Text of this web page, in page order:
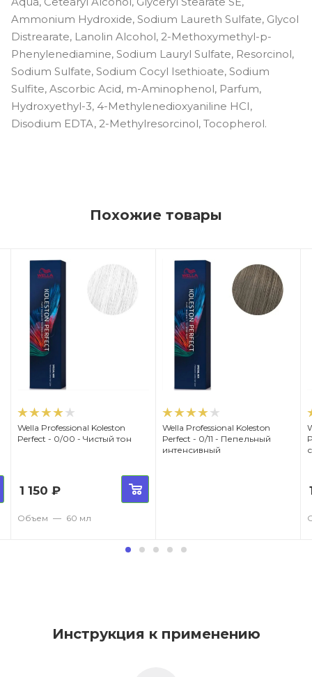
Ammonium Hydroxide, Sodium Laureth Sulfate, Glycol
Distrearate, Lanolin Alcohol, 2-Methoxymethyl-p-
Phenylenediamine, Sodium Lauryl Sulfate, Resorcinol,
Sodium Sulfate, Sodium Cocyl Isethioate, Sodium
Sulfite, Ascorbic Acid, m-Aminophenol, Parfum,
Hydroxyethyl-3, 4-Methylenedioxyaniline HCI,
Disodium EDTA, 2-Methylresorcinol, Tocopherol.
Похожие товары
Wella Professional Koleston
Perfect - 0/00 - Чистый тон
1 150 ₽
Объем — 60 мл
Wella Professional Koleston
Perfect - 0/11 - Пепельный
интенсивный
Инструкция к применению